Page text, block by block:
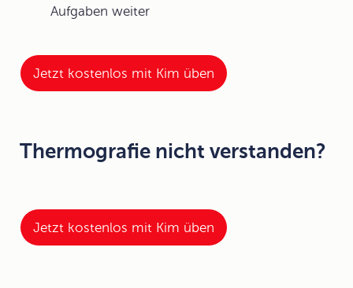
Aufgaben weiter
Jetzt kostenlos mit Kim üben
Thermografie nicht verstanden?
Jetzt kostenlos mit Kim üben